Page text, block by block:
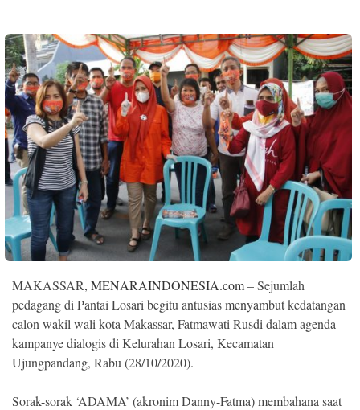
©
Copyright
2026
Menara
Indonesia
All
Right
Reserve
MAKASSAR, MENARAINDONESIA.com– Sejumlah
pedagang di Pantai Losari begitu antusias menyambut kedatangan
calon wakil wali kota Makassar, Fatmawati Rusdi dalam agenda
kampanye dialogis di Kelurahan Losari, Kecamatan
Ujungpandang, Rabu (28/10/2020).
Sorak-sorak ‘ADAMA’ (akronim Danny-Fatma) membahana saat